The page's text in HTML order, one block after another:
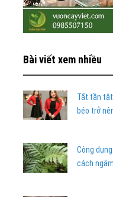
Bài viết xem nhiều
Tất tần
béo trở
Công
cách